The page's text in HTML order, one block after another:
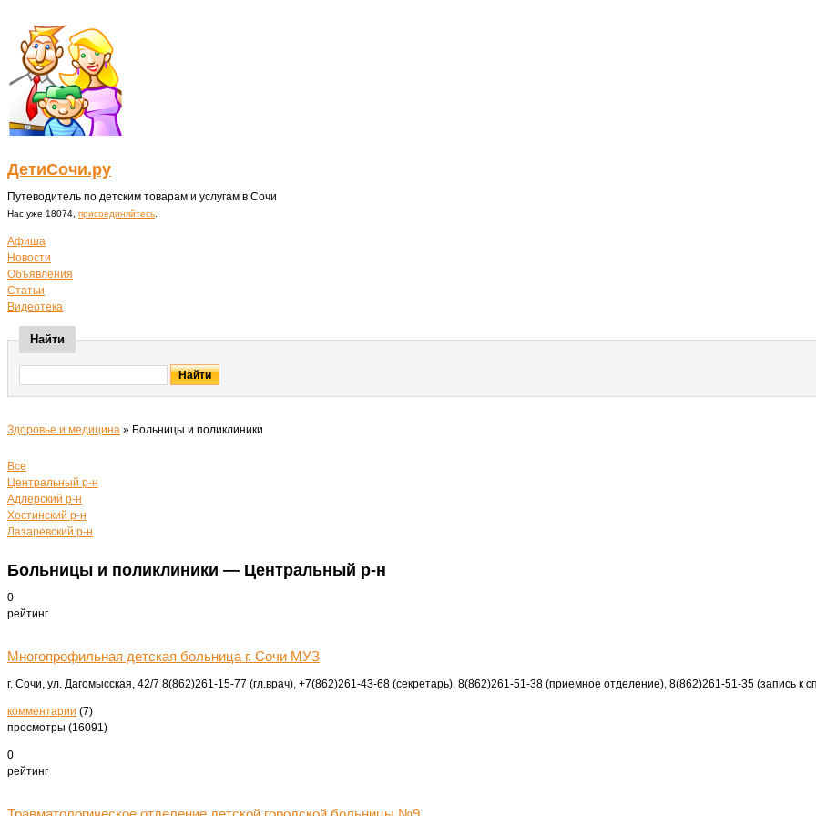
ДетиСочи.ру
Путеводитель по детским товарам и услугам в Сочи
Нас уже 18074, присоединяйтесь
Афиша
Новости
Объявления
Статьи
Видеотека
Найти
Здоровье и медицина » Больницы и поликлиники
Все
Центральный р-н
Адлерский р-н
Хостинский р-н
Лазаревский р-н
Больницы и поликлиники — Центральный р-н
0
рейтинг
Многопрофильная детская больница г. Сочи МУЗ
г. Сочи, ул. Дагомысская, 42/7 8(862)261-15-77 (гл.врач), +7(862)261-43-68 (секретарь), 8(862)261-51-38 (приемное отделение), 8(862)261-51-35 (запись к
комментарии (7)
просмотры (16091)
0
рейтинг